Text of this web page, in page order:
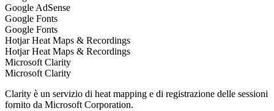
Google AdSense
Google Fonts
Google Fonts
Hotjar Heat Maps & Recordings
Hotjar Heat Maps & Recordings
Microsoft Clarity
Microsoft Clarity
Clarity è un servizio di heat mapping e di registrazione delle sessioni
fornito da Microsoft Corporation.